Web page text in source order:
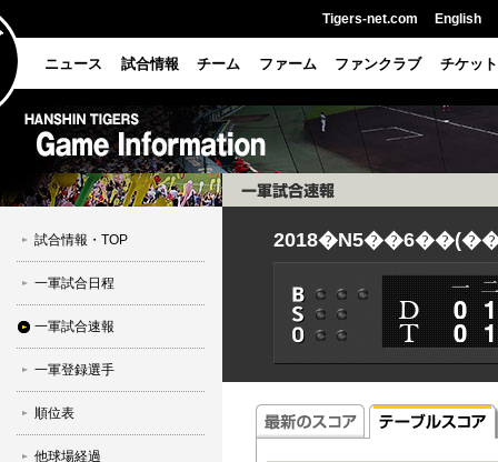
Tigers-net.com English
ニュース 試合情報 チーム ファーム ファンクラブ チケット
試合情報・TOP
一軍試合日程
一軍試合速報
一軍登録選手
順位表
他球場経過